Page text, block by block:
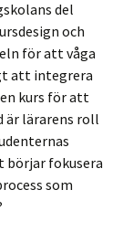
del
och
för att våga
att integrera
kurs för att
är lärarens roll
börjar fokusera
som